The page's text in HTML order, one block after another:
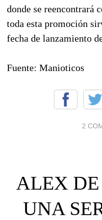
donde se reencontrará
toda esta promoción
fecha de lanzamiento
Fuente: Manioticos
2
ALEX
UNA